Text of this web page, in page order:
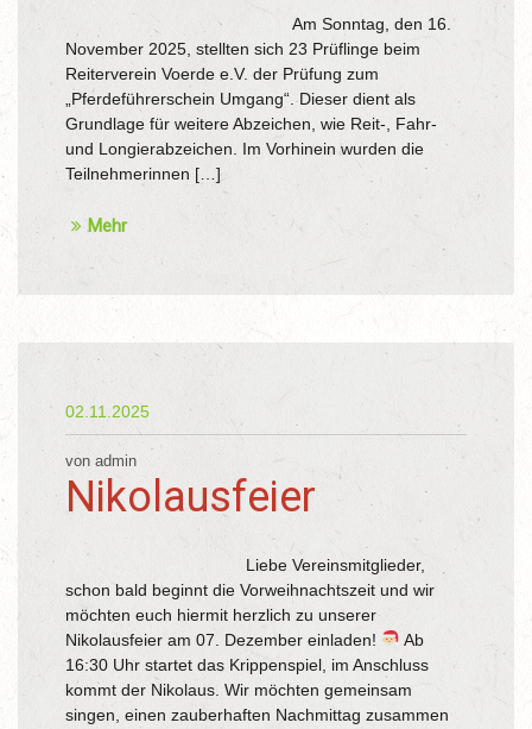
Am Sonntag, den 16.
November 2025, stellten sich 23 Prüflinge beim
Reiterverein Voerde e.V. der Prüfung zum
„Pferdeführerschein Umgang“. Dieser dient als
Grundlage für weitere Abzeichen, wie Reit-, Fahr-
und Longierabzeichen. Im Vorhinein wurden die
Teilnehmerinnen […]
Mehr
02.11.2025
von admin
Nikolausfeier
Liebe Vereinsmitglieder,
schon bald beginnt die Vorweihnachtszeit und wir
möchten euch hiermit herzlich zu unserer
Nikolausfeier am 07. Dezember einladen!
Ab
16:30 Uhr startet das Krippenspiel, im Anschluss
kommt der Nikolaus. Wir möchten gemeinsam
singen, einen zauberhaften Nachmittag zusammen